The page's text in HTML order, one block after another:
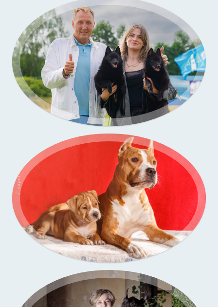
Портфолио — выставки собак
Портфолио